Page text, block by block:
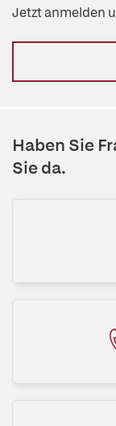
Jetzt anmelden
Haben Sie
Sie da.